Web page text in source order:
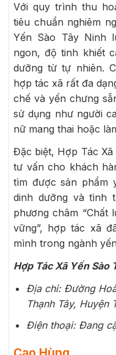
Với quy trình thu
tiêu chuẩn nghiêm
Yến Sào Tây Ninh
ngon, độ tinh khiết
dưỡng từ tự nhiên.
hợp tác xã rất đa
chế và yến chưng
sử dụng như người
nữ mang thai hoặc
Đặc biệt, Hợp Tác
tư vấn cho khách
tìm được sản phẩm
dinh dưỡng và tình
phương châm “Chất
vững”, hợp tác xã
mình trong ngành
Hợp Tác Xã Yến Sào
Địa chỉ: Đường
Thạnh Tây, Huyện
Điện thoại: Đang